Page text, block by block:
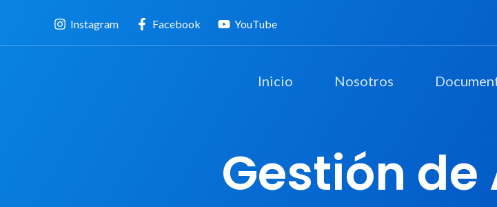
Instagram Facebook YouTube
Inicio Nosotros
Gestión